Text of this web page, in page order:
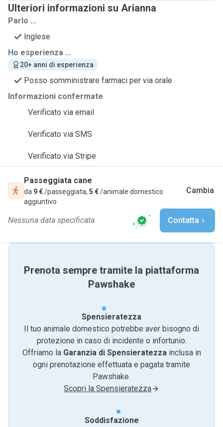
Ulteriori informazioni su Arianna
Parlo ...
Inglese
Ho esperienza ...
20+ anni di esperienza
Posso somministrare farmaci per via orale
Informazioni confermate
Verificato via email
Verificato via SMS
Verificato via Stripe
Passeggiata cane
da 9 €/passeggiata, 5 €/animale domestico
aggiuntivo
Cambia
Nessuna data specificata Contatta
Prenota sempre tramite la piattaforma
Pawshake
Spensieratezza
Il tuo animale domestico potrebbe aver bisogno di
protezione in caso di incidente o infortunio.
Offriamo la Garanzia di Spensieratezzainclusa in
ogni prenotazione effettuata e pagata tramite
Pawshake.
Scopri la Spensieratezza
Soddisfazione